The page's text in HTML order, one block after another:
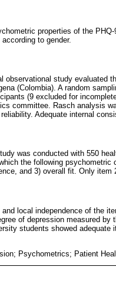
properties of the
to gender.
observational study evaluated
(Colombia). A random
(9 excluded for
committee. Rasch analysis
Adequate internal
was conducted with 550
the following
and 3) overall fit. Only
local independence of the
of depression measured
students showed
Psychometrics; Patient